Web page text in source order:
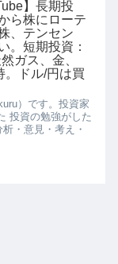
】長期投
ら株にローテ
、テンセン
。短期投資：
ガス、金、
。ドル/円は買
）です。投資家
投資の勉強がした
・意見・考え・